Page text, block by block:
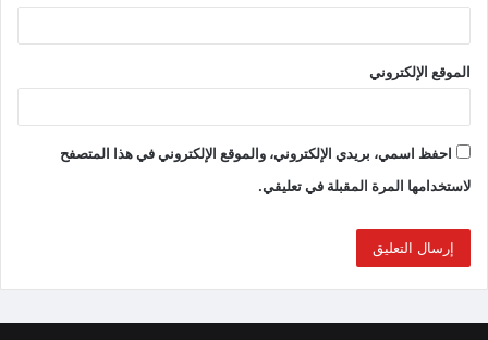
الموقع الإلكتروني
احفظ اسمي، بريدي الإلكتروني، والموقع الإلكتروني في هذا المتصفح
لاستخدامها المرة المقبلة في تعليقي.